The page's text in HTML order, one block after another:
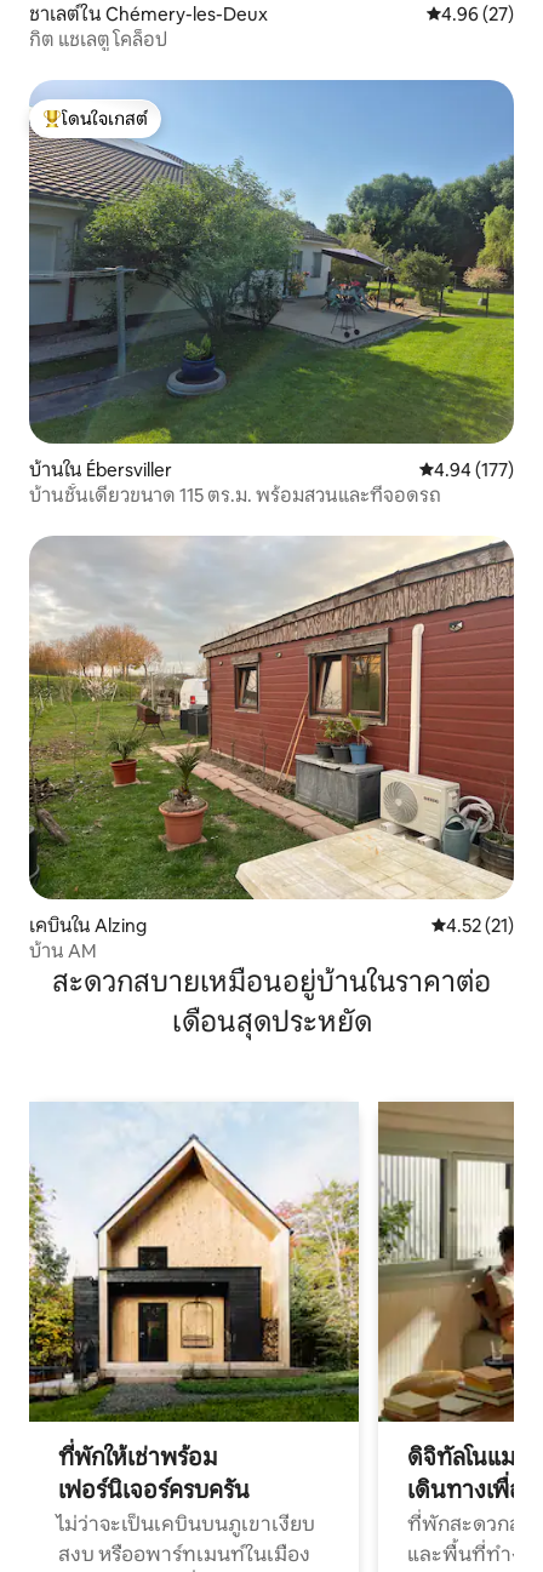
ชาเลต์ใน Chémery-les-Deux คะแนนเฉลี่ย
4.96 (27)
กิต แชเลตู โคล็อป
โดนใจเกสต์ที่สุด
โดนใจเกสต์
บ้านใน Ébersviller คะแนนเฉลี่ย
4.94 (177)
บ้านชั้นเดียวขนาด 115 ตร.ม. พร้อมสวนและที่จอดรถ
เคบินใน Alzing คะแนนเฉลี่ย
4.52 (21)
บ้าน AM
สะดวกสบายเหมือนอยู่บ้านในราคาต่อ
เดือนสุดประหยัด
ที่พักให้เช่าพร้อม
เฟอร์นิเจอร์ครบครัน
ไม่ว่าจะเป็นเคบินบนภูเขาเงียบ
สงบ หรืออพาร์ทเมนท์ในเมือง
ดิจิทัลโนแมด
เดินทางเพื่อ
ที่พักสะดวกสบ
และพื้นที่ทำงา